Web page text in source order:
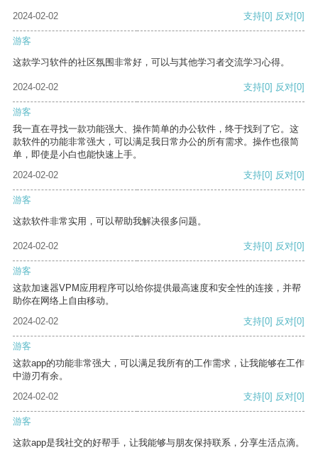
2024-02-02 支持[0] 反对[0]
游客
这款学习软件的社区氛围非常好，可以与其他学习者交流学习心得。
2024-02-02 支持[0] 反对[0]
游客
我一直在寻找一款功能强大、操作简单的办公软件，终于找到了它。这
款软件的功能非常强大，可以满足我日常办公的所有需求。操作也很简
单，即使是小白也能快速上手。
2024-02-02
支持[0] 反对[0]
游客
这款软件非常实用，可以帮助我解决很多问题。
2024-02-02 支持[0] 反对[0]
游客
这款加速器VPM应用程序可以给你提供最高速度和安全性的连接，并帮
助你在网络上自由移动。
2024-02-02
支持[0] 反对[0]
游客
这款app的功能非常强大，可以满足我所有的工作需求，让我能够在工作
中游刃有余。
2024-02-02
支持[0] 反对[0]
游客
这款app是我社交的好帮手，让我能够与朋友保持联系，分享生活点滴。